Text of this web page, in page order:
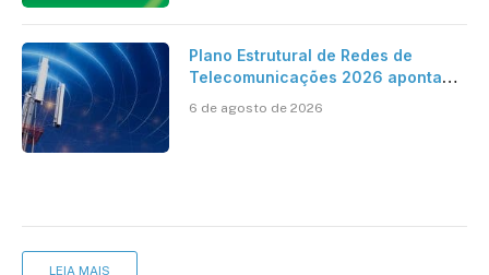
Plano Estrutural de Redes de
Telecomunicações 2026 aponta
mantém desafio
6 de agosto de 2026
LEIA MAIS